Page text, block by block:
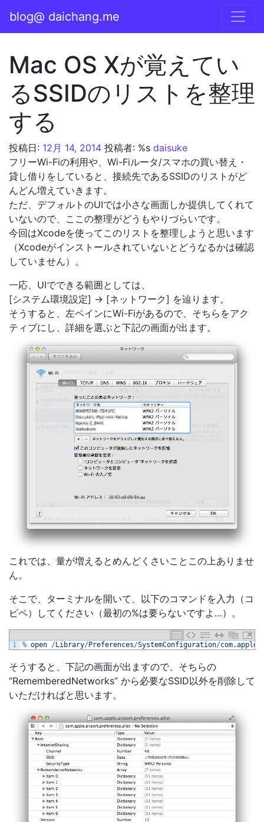
メインナビゲーション
blog@ daichang.me
Mac OS Xが覚えてい
るSSIDのリストを整理
する
投稿日: 12月 14, 2014 投稿者: %s daisuke
フリーWi-Fiの利用や、Wi-Fiルータ/スマホの買い替え・
貸し借りをしていると、接続先であるSSIDのリストがど
んどん増えていきます。
ただ、デフォルトのUIでは小さな画面しか提供してくれて
いないので、ここの整理がどうもやりづらいです。
今回はXcodeを使ってこのリストを整理しようと思います
（Xcodeがインストールされていないとどうなるかは確認
していません）。
一応、UIでできる範囲としては、
[システム環境設定] -> [ネットワーク] を辿ります。
そうすると、左ペインにWi-Fiがあるので、そちらをアク
ティブにし、詳細を選ぶと下記の画面が出ます。
これでは、量が増えるとめんどくさいことこの上ありませ
ん。
そこで、ターミナルを開いて、以下のコマンドを入力（コ
ピペ）してください（最初の%は要らないですよ…）。
1 % open /Library/Preferences/SystemConfiguration/com.apple
そうすると、下記の画面が出ますので、そちらの
“RememberedNetworks” から必要なSSID以外を削除して
いただければと思います。